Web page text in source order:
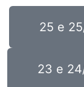
25 e
23 e